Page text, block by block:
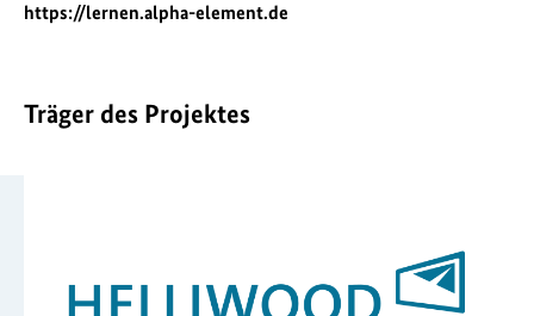
https://lernen.alpha-element.de
Träger des Projektes